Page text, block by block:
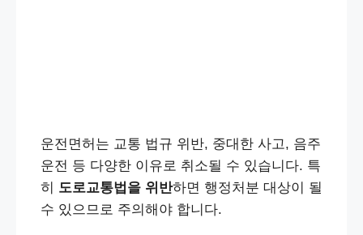
운전면허는 교통 법규 위반, 중대한 사고, 음주
운전 등 다양한 이유로 취소될 수 있습니다. 특
히 도로교통법을 위반하면 행정처분 대상이 될
수 있으므로 주의해야 합니다.